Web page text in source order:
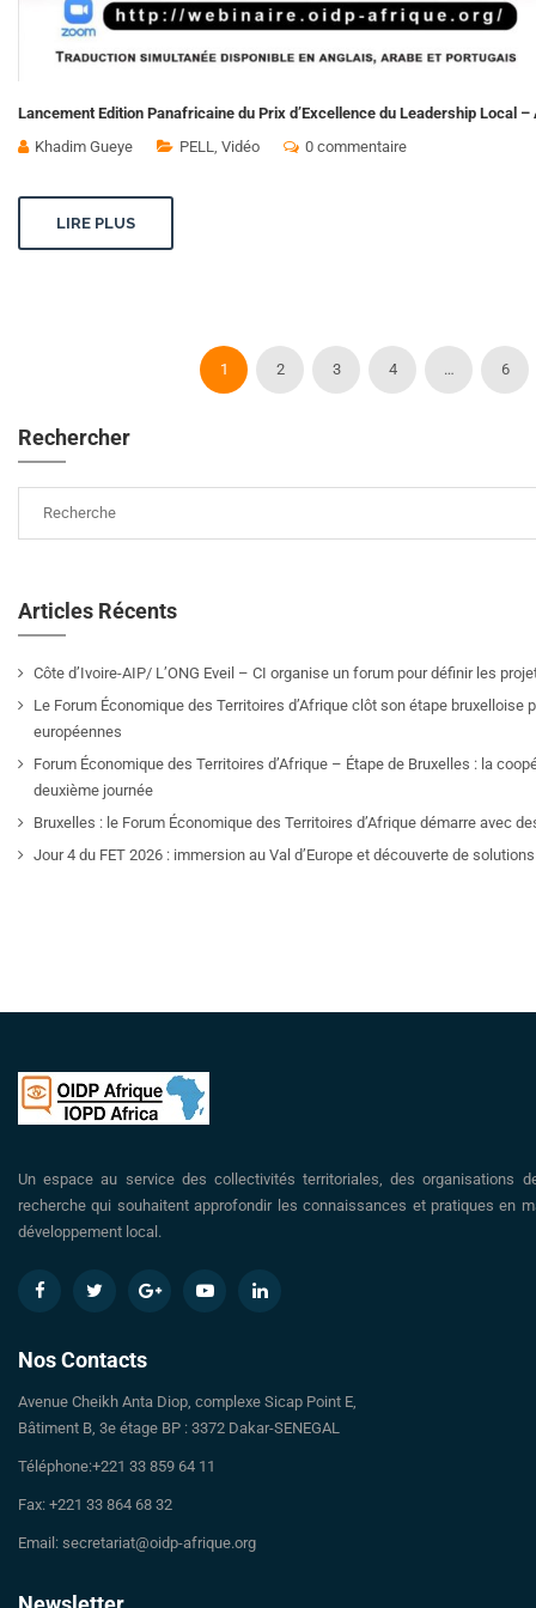
Lancement Edition Panafricaine du Prix d’Excellence du Leadership Local –
Khadim Gueye
PELL Vidéo 0 commentaire
LIRE PLUS
1 2 3 4 … 6
Rechercher
Articles Récents
Côte d’Ivoire-AIP/ L’ONG Eveil – CI organise un forum pour définir les
Le Forum Économique des Territoires d’Afrique clôt son étape
européennes
Forum Économique des Territoires d’Afrique – Étape de Bruxelles : la
deuxième journée
Bruxelles : le Forum Économique des Territoires d’Afrique démarre avec
Jour 4 du FET 2026 : immersion au Val d’Europe et découverte de
Un espace au service des collectivités territoriales, des organisations
recherche qui souhaitent approfondir les connaissances et pratiques en
développement local.
Nos Contacts
Avenue Cheikh Anta Diop, complexe Sicap Point E,
Bâtiment B, 3e étage BP : 3372 Dakar-SENEGAL
Téléphone:+221 33 859 64 11
Fax: +221 33 864 68 32
Email: secretariat@oidp-afrique.org